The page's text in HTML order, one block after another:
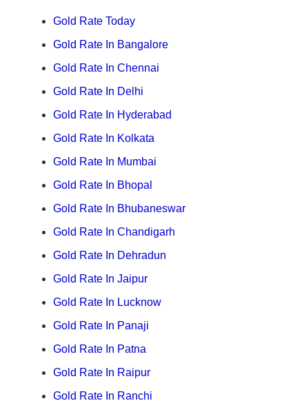
Gold Rate Today
Gold Rate In Bangalore
Gold Rate In Chennai
Gold Rate In Delhi
Gold Rate In Hyderabad
Gold Rate In Kolkata
Gold Rate In Mumbai
Gold Rate In Bhopal
Gold Rate In Bhubaneswar
Gold Rate In Chandigarh
Gold Rate In Dehradun
Gold Rate In Jaipur
Gold Rate In Lucknow
Gold Rate In Panaji
Gold Rate In Patna
Gold Rate In Raipur
Gold Rate In Ranchi